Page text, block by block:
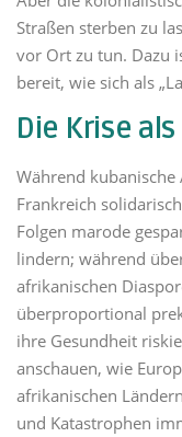
Straßen sterben zu
vor Ort zu tun. Dazu
bereit, wie sich als
Die Krise
Während
Frankreich
Folgen marode
lindern; während
afrikanischen
überproportional
ihre Gesundheit
anschauen, wie
afrikanischen
und Katastrophen